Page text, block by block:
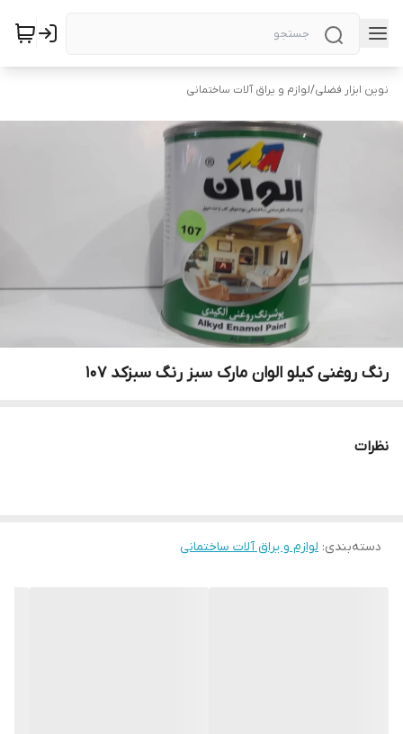
نوین ابزار فضلی/لوازم و یراق آلات ساختمانی
رنگ روغنی کیلو الوان مارک سبز رنگ سبزکد 107
نظرات
دسته‌بندی: لوازم و یراق آلات ساختمانی